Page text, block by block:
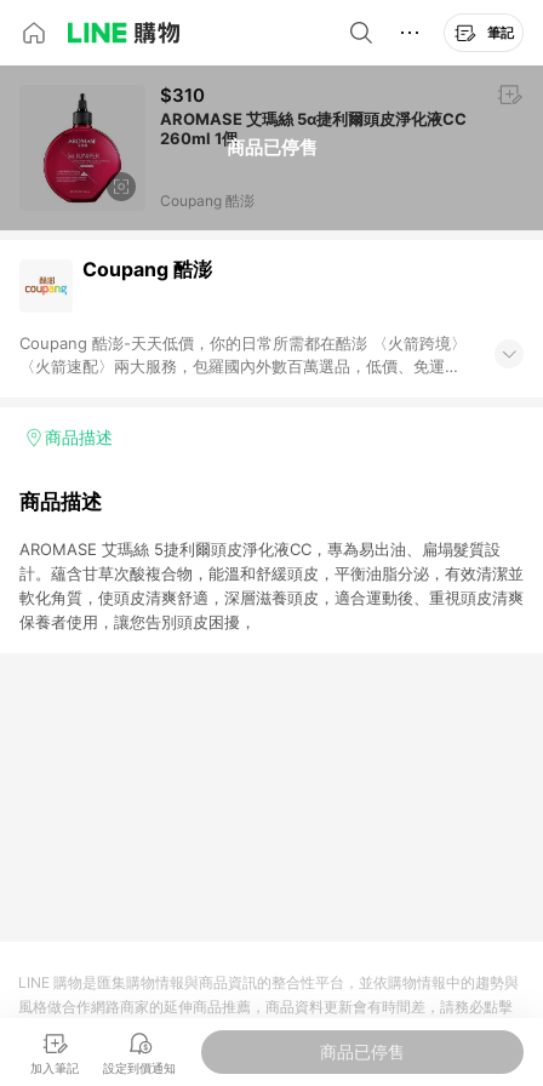
筆記
商品已停售
$310
AROMASE 艾瑪絲 5α捷利爾頭皮淨化液CC
260ml 1個
Coupang 酷澎
Coupang 酷澎
Coupang 酷澎-天天低價，你的日常所需都在酷澎 〈火箭跨境〉
〈火箭速配〉兩大服務，包羅國內外數百萬選品，低價、免運，
加入WOW會員告別湊免運，火箭速配、火箭跨境優質選品不限金
商品描述
商品描述
AROMASE 艾瑪絲 5捷利爾頭皮淨化液CC，專為易出油、扁塌髮質設
計。蘊含甘草次酸複合物，能溫和舒緩頭皮，平衡油脂分泌，有效清潔並
軟化角質，使頭皮清爽舒適，深層滋養頭皮，適合運動後、重視頭皮清爽
保養者使用，讓您告別頭皮困擾，
加入筆記 設定到價通知
商品已停售
LINE 購物是匯集購物情報與商品資訊的整合性平台，並依購物情報中的趨勢與
風格做合作網路商家的延伸商品推薦，商品資料更新會有時間差，請務必點擊
商品至各合作網路商家，確認現售價與購物條件，一切資訊以合作廠商網頁為
準。